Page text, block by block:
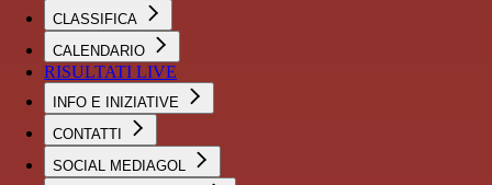
CLASSIFICA
CALENDARIO
RISULTATI LIVE
INFO E INIZIATIVE
CONTATTI
SOCIAL MEDIAGOL